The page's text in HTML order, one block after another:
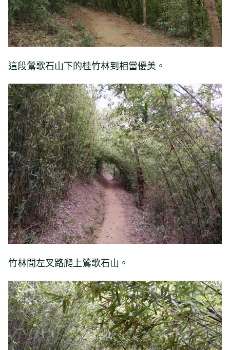
這段鶯歌石山下的桂竹林到相當優美。
竹林間左叉路爬上鶯歌石山。